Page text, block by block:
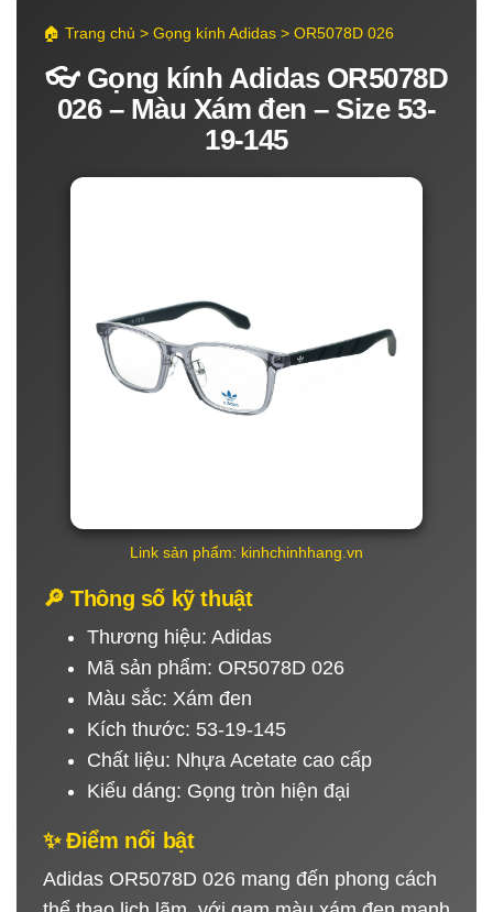
🏠 Trang chủ > Gọng kính Adidas > OR5078D 026
👓 Gọng kính Adidas OR5078D
026 – Màu Xám đen – Size 53-
19-145
Link sản phẩm: kinhchinhhang.vn
🔎 Thông số kỹ thuật
Thương hiệu: Adidas
Mã sản phẩm: OR5078D 026
Màu sắc: Xám đen
Kích thước: 53-19-145
Chất liệu: Nhựa Acetate cao cấp
Kiểu dáng: Gọng tròn hiện đại
✨ Điểm nổi bật
Adidas OR5078D 026 mang đến phong cách